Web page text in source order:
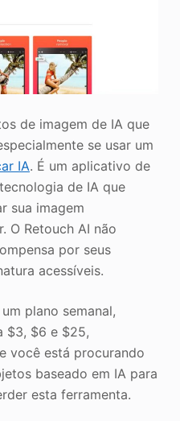
de imagem de IA que
se usar um
IA. É um aplicativo de
de IA que
sua imagem
O Retouch AI não
por seus
acessíveis.
plano semanal,
$3, $6 e $25,
você está procurando
baseado em IA para
esta ferramenta.